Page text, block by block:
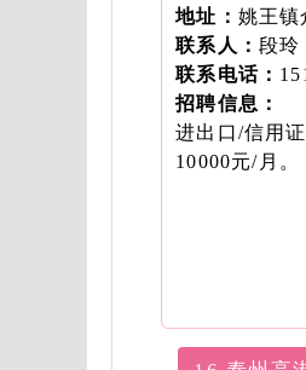
地址： 姚王镇
联系人： 段玲
联系电话：
招聘信息：
进出口/信用
10000元/月。